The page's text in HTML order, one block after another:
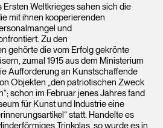
Weltkrieges sahen sich die
mit ihnen kooperierenden
und
Zu den
gehörte die vom Erfolg gekrönte
zumal 1915 aus dem Ministerium
Aufforderung an Kunstschaffende
Objekten „den patriotischen Zweck
schon im Februar jenes Jahres fand
für Kunst und Industrie eine
statt. Handelte es
Trinkglas, so wurde es in